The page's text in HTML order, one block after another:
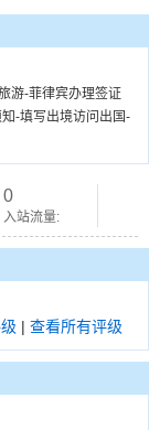
游-菲律宾办理签证
-填写出境访问出国-
0
入站流量:
| 查看所有评级